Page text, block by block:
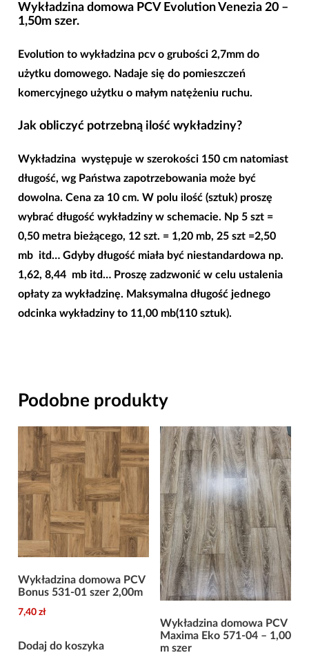
Wykładzina domowa PCV Evolution Venezia 20 –
1,50m szer.
Evolution to wykładzina pcv o grubości 2,7mm do
użytku domowego. Nadaje się do pomieszczeń
komercyjnego użytku o małym natężeniu ruchu.
Jak obliczyć potrzebną ilość wykładziny?
Wykładzina występuje w szerokości 150 cmnatomiast
długość, wg Państwa zapotrzebowania może być
dowolna. Cena za 10 cm. W polu ilość (sztuk) proszę
wybrać długość wykładziny w schemacie. Np 5 szt =
0,50 metra bieżącego, 12 szt. = 1,20 mb, 25 szt =2,50
mb itd… Gdyby długość miała być niestandardowa np.
1,62, 8,44 mb itd… Proszę zadzwonić w celu ustalenia
opłaty za wykładzinę. Maksymalna długość jednego
odcinka wykładziny to 11,00 mb(110 sztuk).
Podobne produkty
Wykładzina domowa PCV
Bonus 531-01 szer 2,00m
7,40 zł
Dodaj do koszyka
Wykładzina domowa PCV
Maxima Eko 571-04 – 1,00
m szer